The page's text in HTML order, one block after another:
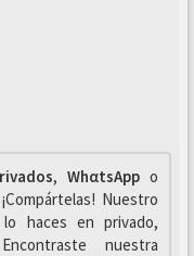
, WhαtsAppo
Nuestro
haces en privado,
nuestra